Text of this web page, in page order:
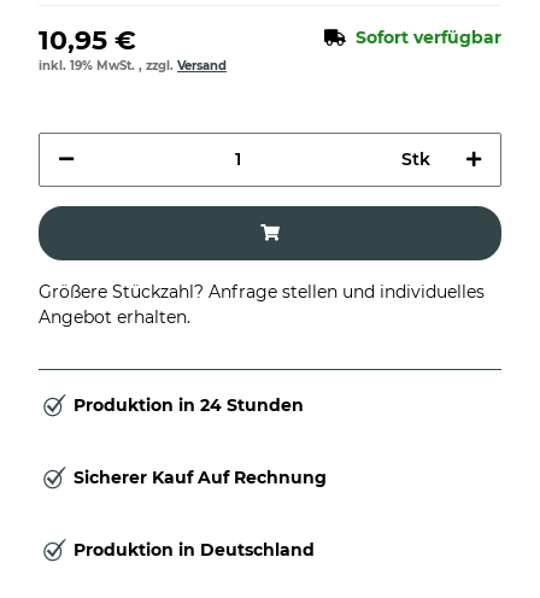
10,95 € Sofort verfügbar
inkl. 19% MwSt. , zzgl. Versand
Stk
Größere Stückzahl? Anfrage stellen und individuelles
Angebot erhalten.
Produktion in 24 Stunden
Sicherer Kauf Auf Rechnung
Produktion in Deutschland